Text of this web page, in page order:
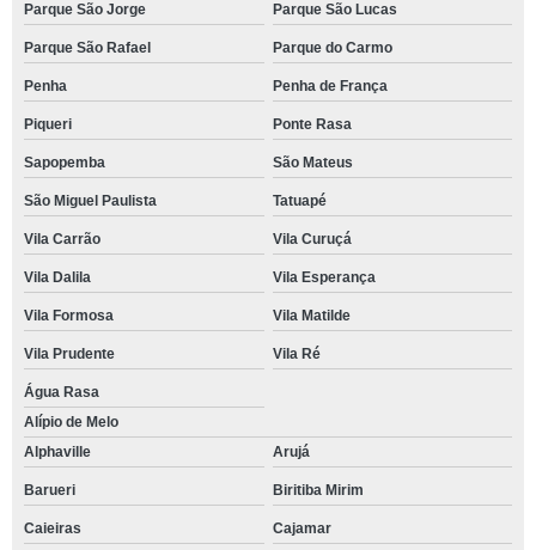
Parque São Jorge Parque São Lucas
Parque São Rafael Parque do Carmo
Penha Penha de França
Piqueri Ponte Rasa
Sapopemba São Mateus
São Miguel Paulista Tatuapé
Vila Carrão Vila Curuçá
Vila Dalila Vila Esperança
Vila Formosa Vila Matilde
Vila Prudente Vila Ré
Água Rasa
Alípio de Melo
Alphaville
Arujá
Barueri Biritiba Mirim
Caieiras Cajamar